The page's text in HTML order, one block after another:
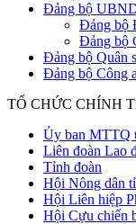
Đảng bộ
Đảng bộ
Đảng bộ
Đảng bộ Quân
Đảng bộ Công
TỔ CHỨC CHÍNH
Ủy ban MTTQ
Liên đoàn Lao
Tỉnh đoàn
Hội Nông dân
Hội Liên hiệp
Hội Cựu chiến